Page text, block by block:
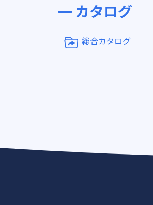
カタログ
総合カタログ